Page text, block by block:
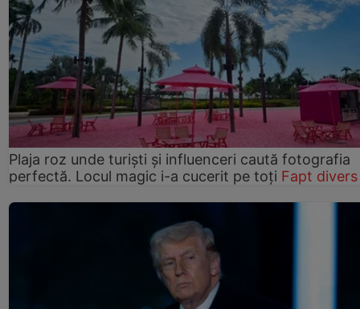
Plaja roz unde turiști și influenceri caută fotografia
perfectă. Locul magic i-a cucerit pe toți Fapt divers